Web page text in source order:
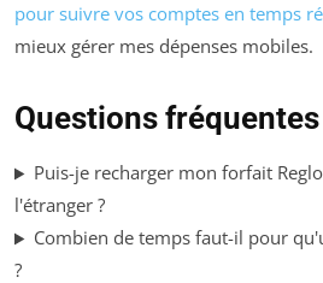
pour suivre vos comptes en temps
mieux gérer mes dépenses mobiles.
Questions fréquentes
Puis-je recharger mon forfait
l'étranger ?
Combien de temps faut-il pour
?